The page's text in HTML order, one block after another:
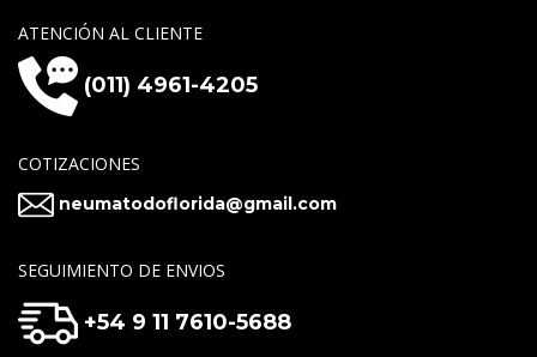
ATENCIÓN AL CLIENTE
(011) 4961-4205
COTIZACIONES
neumatodoflorida@gmail.com
SEGUIMIENTO DE ENVIOS
+54 9 11 7610-5688